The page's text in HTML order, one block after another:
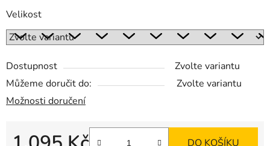
Velikost
Dostupnost
Zvolte variantu
Můžeme doručit do:
Zvolte variantu
Možnosti doručení
DO KOŠÍKU